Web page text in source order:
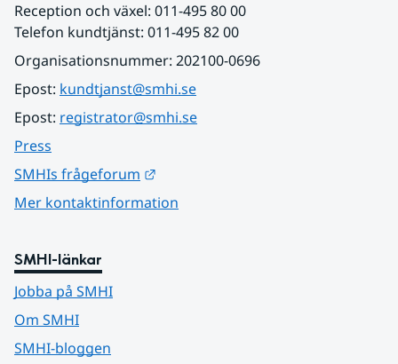
Reception och växel: 011-495 80 00
Telefon kundtjänst: 011-495 82 00
Organisationsnummer: 202100-0696
Epost: kundtjanst@smhi.se
Epost: registrator@smhi.se
Press
SMHIs frågeforum
Mer kontaktinformation
SMHI-länkar
Jobba på SMHI
Om SMHI
SMHI-bloggen